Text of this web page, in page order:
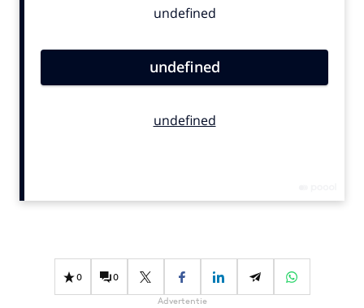
Contentmarketing
Effectiviteit
Gedragsverandering
0 0
Advertentie